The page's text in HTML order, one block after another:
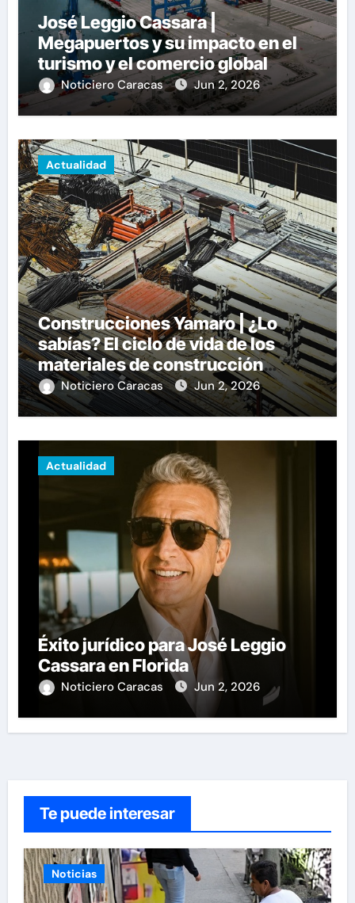
José Leggio Cassara |
Megapuertos y su impacto en el
turismo y el comercio global
Noticiero Caracas Jun 2, 2026
Actualidad
Construcciones Yamaro | ¿Lo
sabías? El ciclo de vida de los
materiales de construcción
revoluciona eficiencia en
proyectos modernos
Noticiero Caracas Jun 2, 2026
Actualidad
Éxito jurídico para José Leggio
Cassara en Florida
Noticiero Caracas Jun 2, 2026
Te puede interesar
Noticias